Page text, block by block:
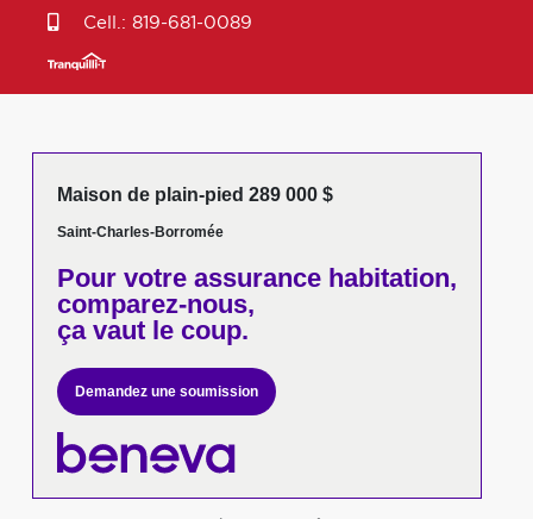
Cell.: 819-681-0089
Maison de plain-pied 289 000 $
Saint-Charles-Borromée
Pour votreassurance habitation,
comparez-nous,
ça vaut le coup.
Demandez une soumission